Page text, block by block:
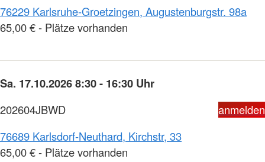
76229 Karlsruhe-Groetzingen, Augustenburgstr. 98a
65,00 € - Plätze vorhanden
Sa. 17.10.2026 8:30 - 16:30 Uhr
202604JBWD
anmelden
76689 Karlsdorf-Neuthard, Kirchstr, 33
65,00 € - Plätze vorhanden